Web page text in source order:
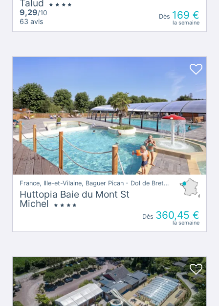
Talud
9,29/10
63 avis
Dès 169 €
la semaine
France, Ille-et-Vilaine, Baguer Pican - Dol de Bretagne
Huttopia Baie du Mont St
Michel
Dès 360,45 €
la semaine